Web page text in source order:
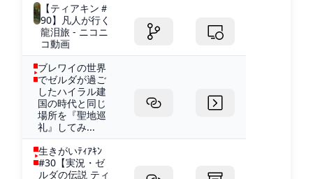
【ティアキン＃
90】凡人が行く
龍泪旅 - ニコニ
コ動画
ブレワイの世界
でゼルダが過ご
したハイラル建
国の時代と同じ
場所を『聖地巡
礼』してみ...
生きがいﾃｨｱｷﾝ
#30【実況・ゼ
ルダの伝説 ティ